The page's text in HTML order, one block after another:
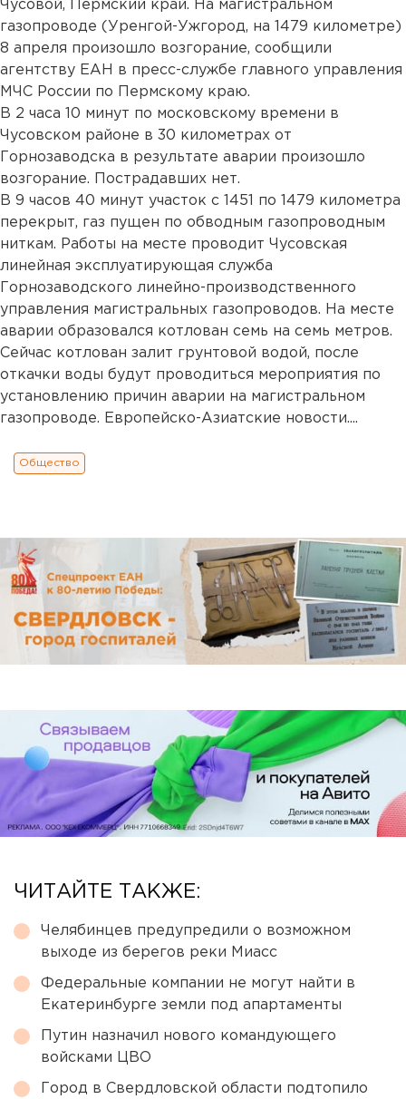
Чусовой, Пермский край. На магистральном
газопроводе (Уренгой-Ужгород, на 1479 километре)
8 апреля произошло возгорание, сообщили
агентству ЕАН в пресс-службе главного управления
МЧС России по Пермскому краю.
В 2 часа 10 минут по московскому времени в
Чусовском районе в 30 километрах от
Горнозаводска в результате аварии произошло
возгорание. Пострадавших нет.
В 9 часов 40 минут участок с 1451 по 1479 километра
перекрыт, газ пущен по обводным газопроводным
ниткам. Работы на месте проводит Чусовская
линейная эксплуатирующая служба
Горнозаводского линейно-производственного
управления магистральных газопроводов. На месте
аварии образовался котлован семь на семь метров.
Сейчас котлован залит грунтовой водой, после
откачки воды будут проводиться мероприятия по
установлению причин аварии на магистральном
газопроводе. Европейско-Азиатские новости....
Общество
ЧИТАЙТЕ ТАКЖЕ:
Челябинцев предупредили о возможном
выходе из берегов реки Миасс
Федеральные компании не могут найти в
Екатеринбурге земли под апартаменты
Путин назначил нового командующего
войсками ЦВО
Город в Свердловской области подтопило